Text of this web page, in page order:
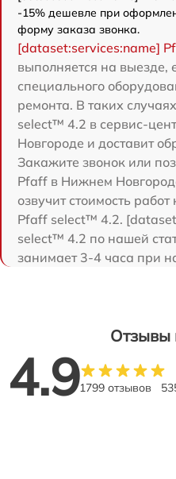
-15% дешевле при
форму заказа звонка.
[dataset:services:name]
выполняется на выезде,
специального
ремонта. В таких
select™ 4.2 в сервис-
Новгороде и доставит
Закажите звонок или
Pfaff в Нижнем
озвучит стоимость
Pfaff select™ 4.2.
select™ 4.2 по нашей
занимает 3-4 часа при
Отзывы
4.91799 отзывов